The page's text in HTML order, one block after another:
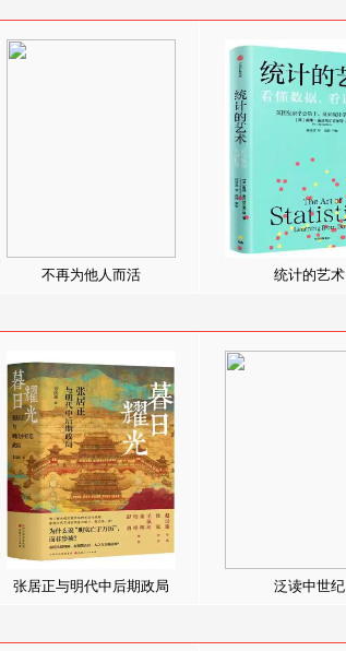
不再为他人而活 统计的艺术
张居正与明代中后期政局 泛读中世纪